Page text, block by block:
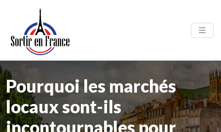
Pourquoi les marchés
locaux sont-ils
incontournables pour